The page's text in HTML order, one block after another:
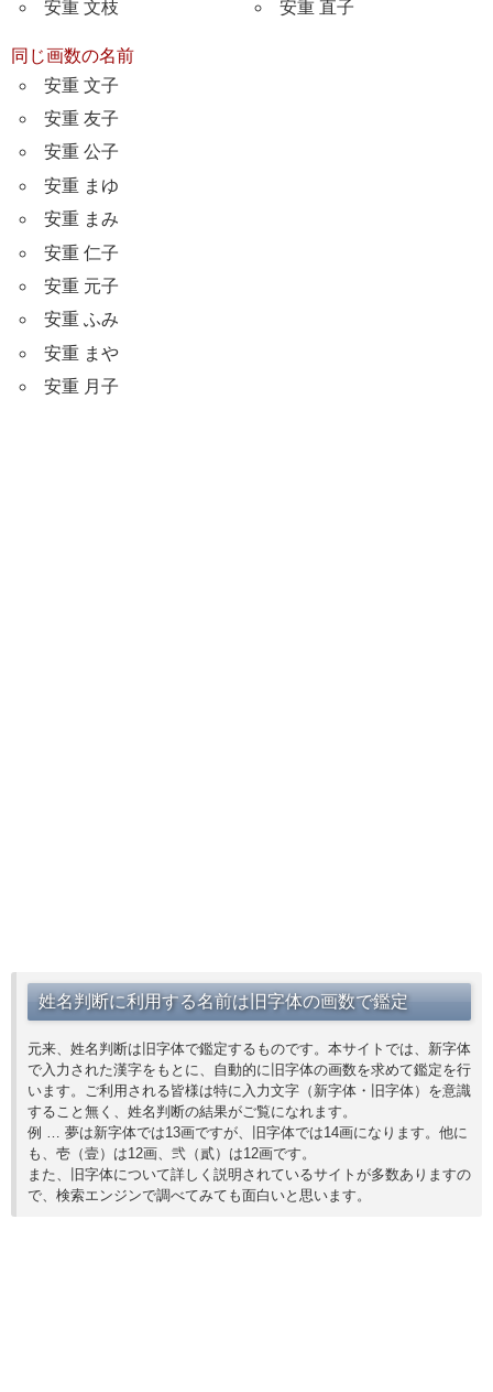
安重 文枝 安重 直子
同じ画数の名前
安重 文子
安重 友子
安重 公子
安重 まゆ
安重 まみ
安重 仁子
安重 元子
安重 ふみ
安重 まや
安重 月子
姓名判断に利用する名前は旧字体の画数で鑑定
元来、姓名判断は旧字体で鑑定するものです。本サイトでは、新字体
で入力された漢字をもとに、自動的に旧字体の画数を求めて鑑定を行
います。ご利用される皆様は特に入力文字（新字体・旧字体）を意識
すること無く、姓名判断の結果がご覧になれます。
例 … 夢は新字体では13画ですが、旧字体では14画になります。他に
も、壱（壹）は12画、弐（貳）は12画です。
また、旧字体について詳しく説明されているサイトが多数ありますの
で、検索エンジンで調べてみても面白いと思います。